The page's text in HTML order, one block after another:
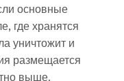
основные
где хранятся
уничтожит и
размещается
выше.